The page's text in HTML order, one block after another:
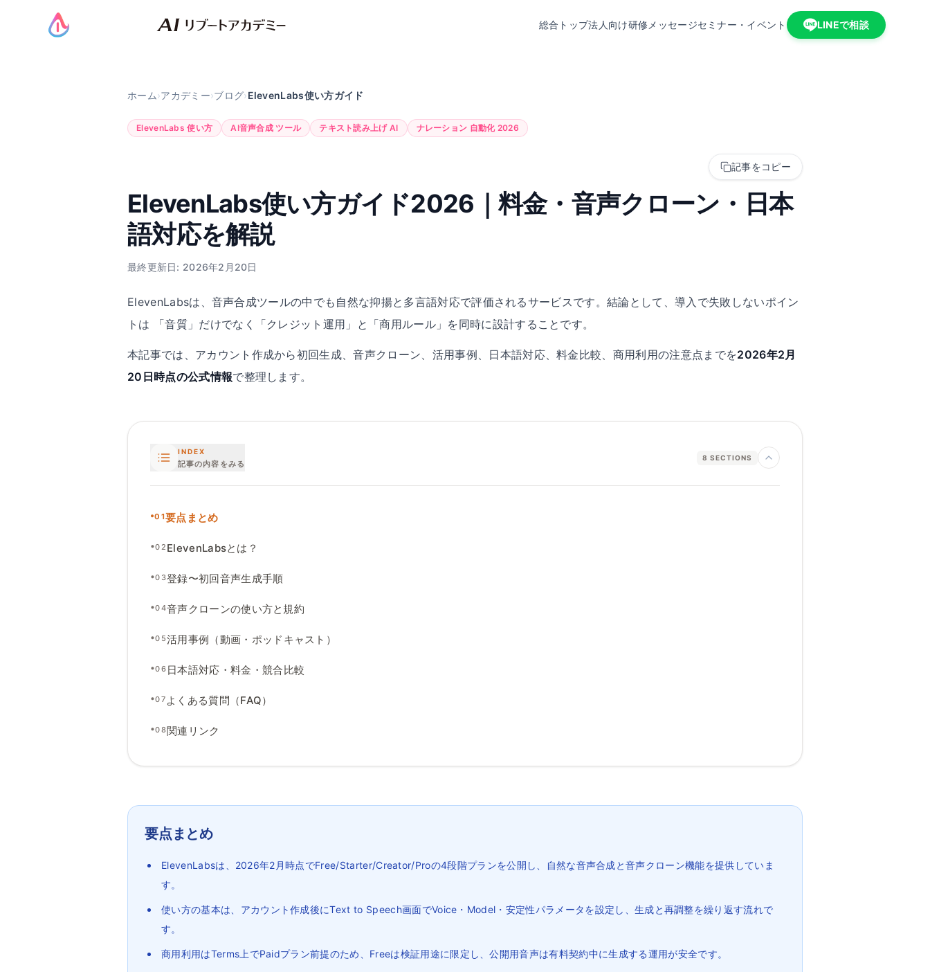
総合トップ法人向け研修 メッセージセミナー・イベント LINEで相談
ホーム›アカデミー›ブログ›ElevenLabs使い方ガイド
ElevenLabs 使い方 AI音声合成 ツール テキスト読み上げ AI ナレーション 自動化 2026
記事をコピー
ElevenLabs使い方ガイド2026｜料金・音声クローン・日本
語対応を解説
最終更新日: 2026年2月20日
ElevenLabsは、音声合成ツールの中でも自然な抑揚と多言語対応で評価されるサービスです。結論として、導入で失敗しないポイン
トは 「音質」だけでなく「クレジット運用」と「商用ルール」を同時に設計することです。
本記事では、アカウント作成から初回生成、音声クローン、活用事例、日本語対応、料金比較、商用利用の注意点までを2026年2月
20日時点の公式情報で整理します。
INDEX
記事の内容をみる
8 SECTIONS
•01要点まとめ
•02 ElevenLabsとは ？
•03登録〜初回音声生成手順
•04音声クローンの使い方と規約
•05活用事例（動画 ・ ポッドキャスト）
•06 日本語対応 ・ 料金 ・ 競合比較
•07 よくある質問（FAQ）
•08関連リンク
要点まとめ
ElevenLabsは、2026年2月時点でFree/Starter/Creator/Proの4段階プランを公開し、自然な音声合成と音声クローン機能を提供していま
す。
使い方の基本は、アカウント作成後にText to Speech画面でVoice・Model・安定性パラメータを設定し、生成と再調整を繰り返す流れで
す。
商用利用はTerms上でPaidプラン前提のため、Freeは検証用途に限定し、公開用音声は有料契約中に生成する運用が安全です。